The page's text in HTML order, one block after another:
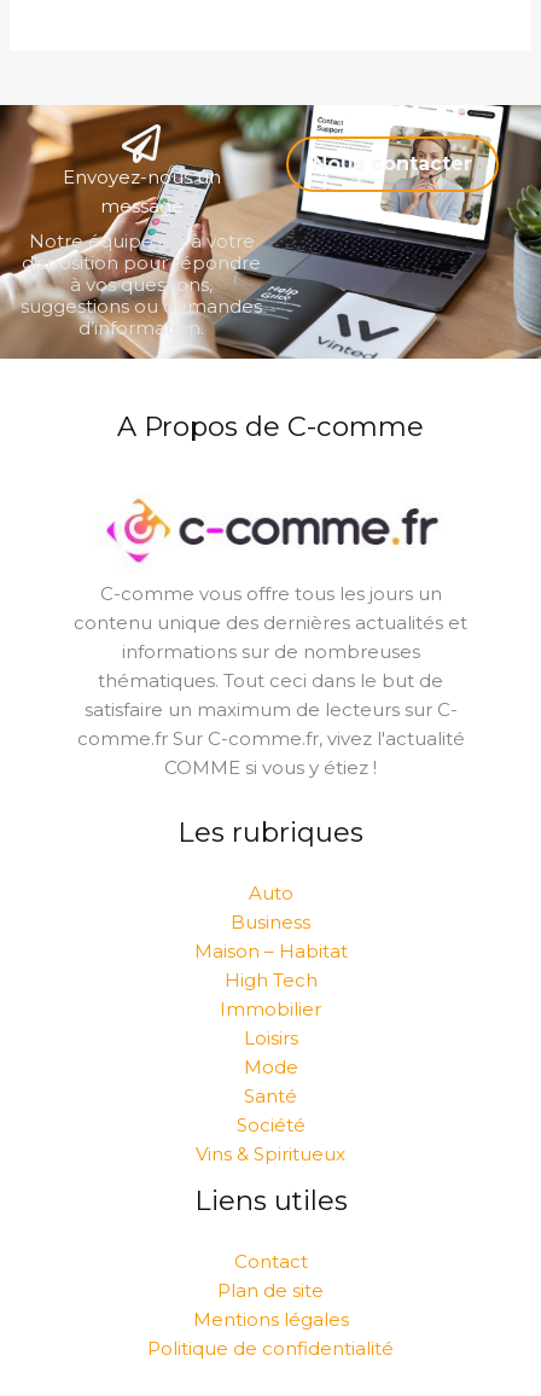
Envoyez-nous un
message
Notre équipe est à votre
disposition pour répondre
à vos questions,
suggestions ou demandes
d’information.
Nous contacter
A Propos de C-comme
C-comme vous offre tous les jours un
contenu unique des dernières actualités et
informations sur de nombreuses
thématiques. Tout ceci dans le but de
satisfaire un maximum de lecteurs sur C-
comme.fr Sur C-comme.fr, vivez l'actualité
COMME si vous y étiez !
Les rubriques
Auto
Business
Maison – Habitat
High Tech
Immobilier
Loisirs
Mode
Santé
Société
Vins & Spiritueux
Liens utiles
Contact
Plan de site
Mentions légales
Politique de confidentialité